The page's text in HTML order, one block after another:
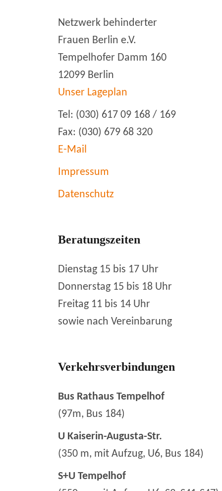
Netzwerk behinderter
Frauen Berlin e.V.
Tempelhofer Damm 160
12099 Berlin
Unser Lageplan
Tel: (030) 617 09 168 / 169
Fax: (030) 679 68 320
E-Mail
Impressum
Datenschutz
Beratungszeiten
Dienstag 15 bis 17 Uhr
Donnerstag 15 bis 18 Uhr
Freitag 11 bis 14 Uhr
sowie nach Vereinbarung
Verkehrsverbindungen
Bus Rathaus Tempelhof
(97m, Bus 184)
U Kaiserin-Augusta-Str.
(350 m, mit Aufzug, U6, Bus 184)
S+U Tempelhof